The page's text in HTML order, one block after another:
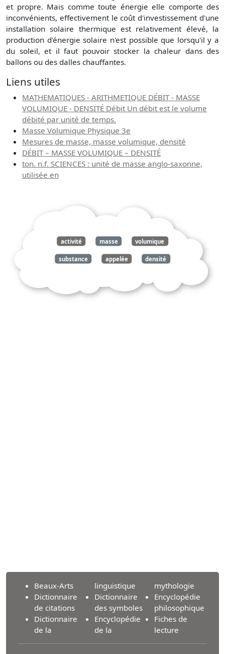
et propre. Mais comme toute énergie elle comporte des
inconvénients, effectivement le coût d'investissement d'une
installation solaire thermique est relativement élevé, la
production d'énergie solaire n'est possible que lorsqu'il y a
du soleil, et il faut pouvoir stocker la chaleur dans des
ballons ou des dalles chauffantes.
Liens utiles
MATHEMATIQUES - ARITHMETIQUE DÉBIT - MASSE
VOLUMIQUE - DENSITÉ Débit Un débit est le volume
débité par unité de temps.
Masse Volumique Physique 3e
Mesures de masse, masse volumique, densité
DÉBIT – MASSE VOLUMIQUE – DENSITÉ
ton. n.f. SCIENCES : unité de masse anglo-saxonne,
utilisée en
activité masse volumique
substance appelée densité
unité volume
Beaux-Arts
Dictionnaire
de citations
Dictionnaire
de la
linguistique
Dictionnaire
des symboles
Encyclopédie
de la
mythologie
Encyclopédie
philosophique
Fiches de
lecture